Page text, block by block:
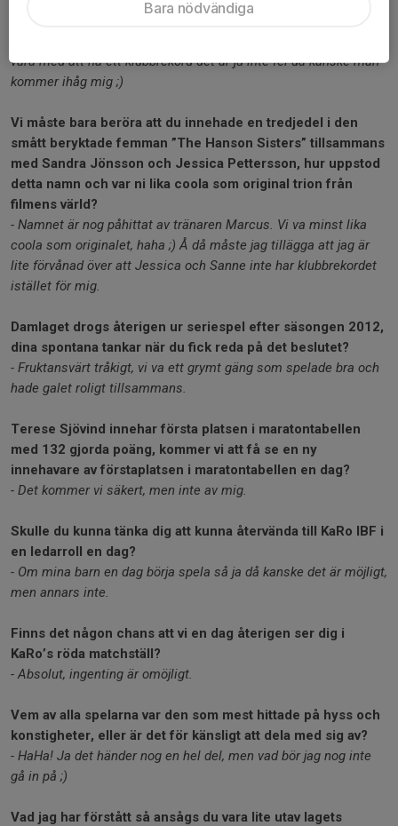
vara med att ha ett klubbrekord det är ju inte fel då kanske man
kommer ihåg mig ;)
Vi måste bara beröra att du innehade en tredjedel i den
smått beryktade femman ”The Hanson Sisters” tillsammans
med Sandra Jönsson och Jessica Pettersson, hur uppstod
detta namn och var ni lika coola som original trion från
filmens värld?
- Namnet är nog påhittat av tränaren Marcus. Vi va minst lika
coola som originalet, haha ;) Å då måste jag tillägga att jag är
lite förvånad över att Jessica och Sanne inte har klubbrekordet
istället för mig.
Damlaget drogs återigen ur seriespel efter säsongen 2012,
dina spontana tankar när du fick reda på det beslutet?
- Fruktansvärt tråkigt, vi va ett grymt gäng som spelade bra och
hade galet roligt tillsammans.
Terese Sjövind innehar första platsen i maratontabellen
med 132 gjorda poäng, kommer vi att få se en ny
innehavare av förstaplatsen i maratontabellen en dag?
- Det kommer vi säkert, men inte av mig.
Skulle du kunna tänka dig att kunna återvända till KaRo IBF i
en ledarroll en dag?
- Om mina barn en dag börja spela så ja då kanske det är möjligt,
men annars inte.
Finns det någon chans att vi en dag återigen ser dig i
KaRo’s röda matchställ?
- Absolut, ingenting är omöjligt.
Vem av alla spelarna var den som mest hittade på hyss och
konstigheter, eller är det för känsligt att dela med sig av?
- HaHa! Ja det händer nog en hel del, men vad bör jag nog inte
gå in på ;)
Vad jag har förstått så ansågs du vara lite utav lagets
Bara nödvändiga